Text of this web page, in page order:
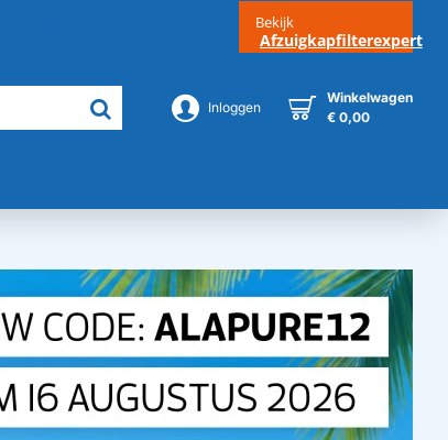
Bekijk
Afzuigkapfilterexpert
Inloggen
Winkelwagen
€ 0,00